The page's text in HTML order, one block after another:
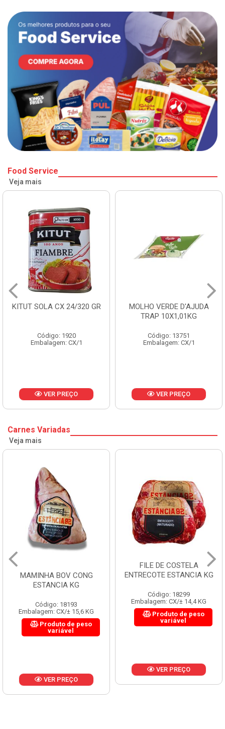
Food Service
Veja mais
KITUT SOLA CX 24/320 GR
Código: 1920
Embalagem: CX/1
VER PREÇO
MOLHO VERDE D'AJUDA
TRAP 10X1,01KG
Código: 13751
Embalagem: CX/1
VER PREÇO
Carnes Variadas
Veja mais
MAMINHA BOV CONG
ESTANCIA KG
Código: 18193
Embalagem: CX/± 15,6 KG
Produto de peso
variável
VER PREÇO
FILE DE COSTELA
ENTRECOTE ESTANCIA KG
Código: 18299
Embalagem: CX/± 14,4 KG
Produto de peso
variável
VER PREÇO